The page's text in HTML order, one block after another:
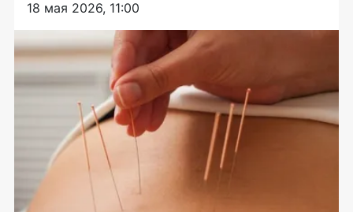
18 мая 2026, 11:00